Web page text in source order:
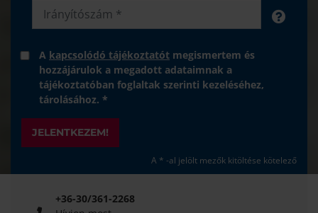
A kapcsolódó tájékoztatót megismertem és
hozzájárulok a megadott adataimnak a
tájékoztatóban foglaltak szerinti kezeléséhez,
tárolásához. *
JELENTKEZEM!
A * -al jelölt mezők kitöltése kötelező
+36-30/361-2268